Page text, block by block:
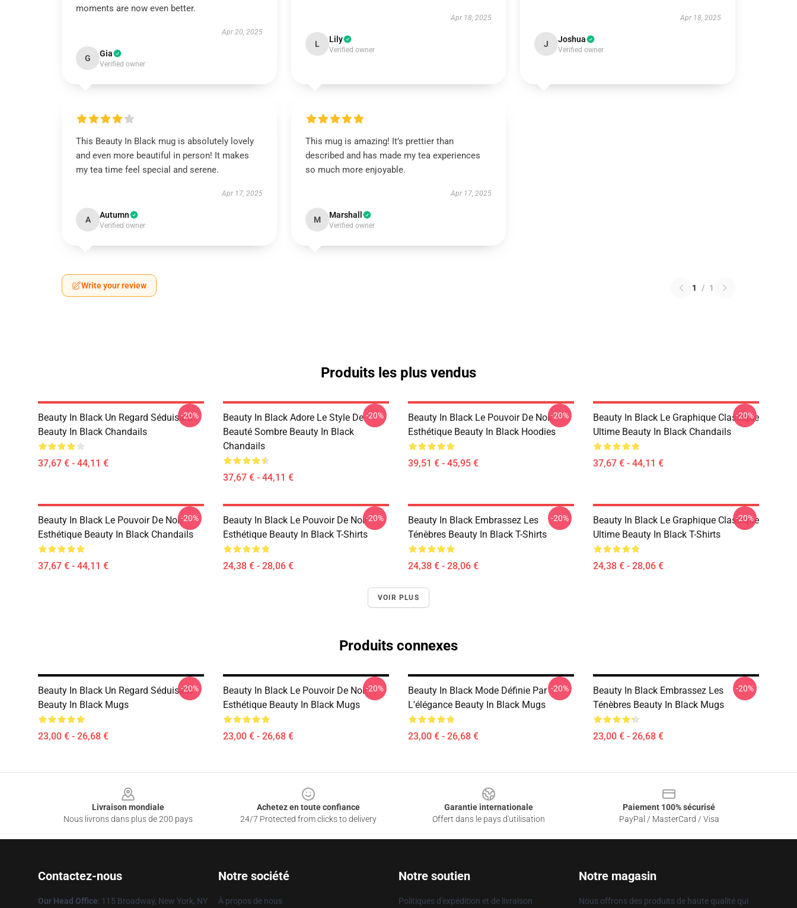
moments are now even better.
Apr 20, 2025
G Gia
Verified owner
Apr 18, 2025
L Lily
Verified owner
Apr 18, 2025
J Joshua
Verified owner
This Beauty In Black mug is absolutely lovely
and even more beautiful in person! It makes
my tea time feel special and serene.
Apr 17, 2025
A Autumn
Verified owner
This mug is amazing! It’s prettier than
described and has made my tea experiences
so much more enjoyable.
Apr 17, 2025
M Marshall
Verified owner
Write your review 1 / 1
Produits les plus vendus
Beauty In Black Un Regard Séduisant
Beauty In Black Chandails
37,67 € - 44,11 €
-20%
Beauty In Black Adore Le Style De
Beauté Sombre Beauty In Black
Chandails
37,67 € - 44,11 €
-20%
Beauty In Black Le Pouvoir De Noir
Esthétique Beauty In Black Hoodies
39,51 € - 45,95 €
-20%
Beauty In Black Le Graphique Classique
Ultime Beauty In Black Chandails
37,67 € - 44,11 €
-20%
Beauty In Black Le Pouvoir De Noir
Esthétique Beauty In Black Chandails
37,67 € - 44,11 €
-20%
Beauty In Black Le Pouvoir De Noir
Esthétique Beauty In Black T-Shirts
24,38 € - 28,06 €
-20%
Beauty In Black Embrassez Les
Ténèbres Beauty In Black T-Shirts
24,38 € - 28,06 €
-20%
Beauty In Black Le Graphique Classique
Ultime Beauty In Black T-Shirts
24,38 € - 28,06 €
-20%
VOIR PLUS
Produits connexes
Beauty In Black Un Regard Séduisant
Beauty In Black Mugs
23,00 € - 26,68 €
-20%
Beauty In Black Le Pouvoir De Noir
Esthétique Beauty In Black Mugs
23,00 € - 26,68 €
-20%
Beauty In Black Mode Définie Par
L'élégance Beauty In Black Mugs
23,00 € - 26,68 €
-20%
Beauty In Black Embrassez Les
Ténèbres Beauty In Black Mugs
23,00 € - 26,68 €
-20%
Livraison mondiale
Nous livrons dans plus de 200 pays
Achetez en toute confiance
24/7 Protected from clicks to delivery
Garantie internationale
Offert dans le pays d'utilisation
Paiement 100% sécurisé
PayPal / MasterCard / Visa
Contactez-nous
Our Head Office: 115 Broadway, New York, NY
Notre société
À propos de nous
Notre soutien
Politiques d'expédition et de livraison
Notre magasin
Nous offrons des produits de haute qualité qui